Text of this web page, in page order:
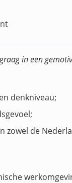
in een
denkniveau;
zowel de